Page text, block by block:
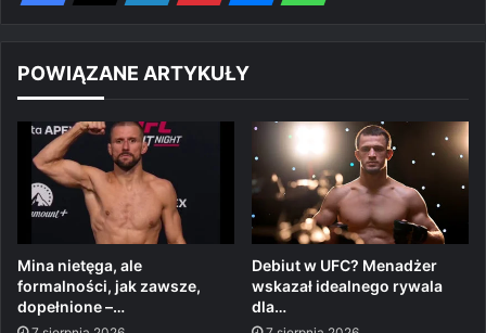
POWIĄZANE ARTYKUŁY
Mina nietęga, ale
formalności, jak zawsze,
dopełnione –…
Debiut w UFC? Menadżer
wskazał idealnego rywala
dla…